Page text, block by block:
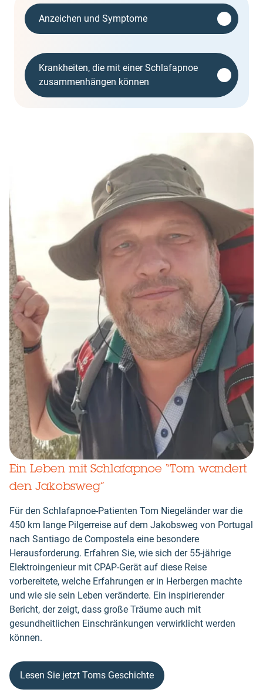
Anzeichen und Symptome
Krankheiten, die mit einer Schlafapnoe
zusammenhängen können
Ein Leben mit Schlafapnoe “Tom wandert
den Jakobsweg”
Für den Schlafapnoe-Patienten Tom Niegeländer war die
450 km lange Pilgerreise auf dem Jakobsweg von Portugal
nach Santiago de Compostela eine besondere
Herausforderung. Erfahren Sie, wie sich der 55-jährige
Elektroingenieur mit CPAP-Gerät auf diese Reise
vorbereitete, welche Erfahrungen er in Herbergen machte
und wie sie sein Leben veränderte. Ein inspirierender
Bericht, der zeigt, dass große Träume auch mit
gesundheitlichen Einschränkungen verwirklicht werden
können.
Lesen Sie jetzt Toms Geschichte